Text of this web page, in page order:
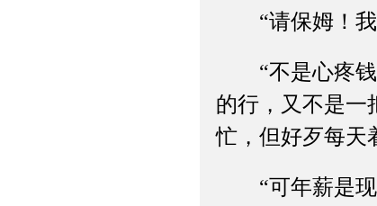
“请保姆！我
“不是心疼钱
的行，又不是一
忙，但好歹每天
“可年薪是现